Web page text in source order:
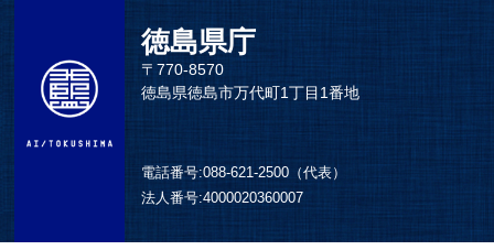
徳島県庁
〒770-8570
徳島県徳島市万代町1丁目1番地
電話番号:088-621-2500（代表）
法人番号:4000020360007